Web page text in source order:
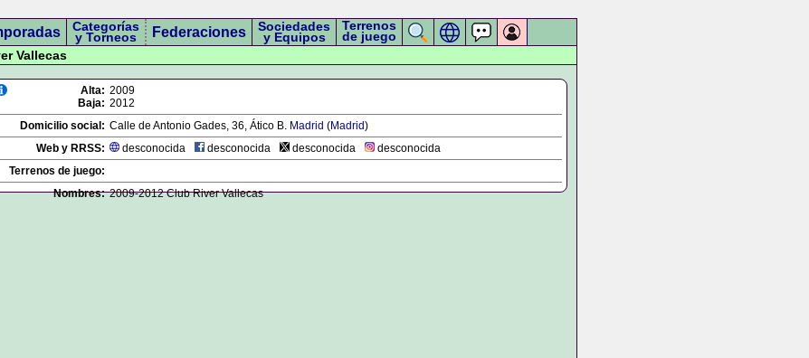
Categorías
y Torneos Federaciones Sociedades
y Equipos
Terrenos
de juego
Vallecas
Alta: 2009
Baja: 2012
Domicilio social: Calle de Antonio Gades, 36, Ático B. Madrid (Madrid)
Web y RRSS:
desconocida desconocida desconocida
desconocida
Terrenos de juego:
Nombres: 2009-2012 Club River Vallecas